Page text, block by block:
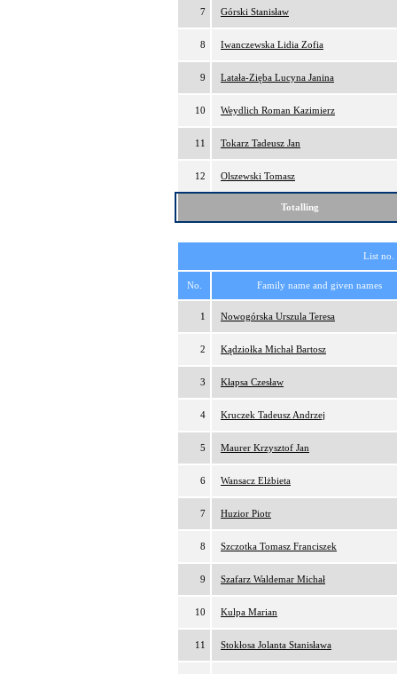
7 Górski Stanisław
8 Iwanczewska Lidia Zofia
9 Latała-Zięba Lucyna Janina
10 Weydlich Roman Kazimierz
11 Tokarz Tadeusz Jan
12 Olszewski Tomasz
Totalling
List
No. Family name and given names
1 Nowogórska Urszula Teresa
2 Kądziołka Michał Bartosz
3 Kłapsa Czesław
4 Kruczek Tadeusz Andrzej
5 Maurer Krzysztof Jan
6 Wansacz Elżbieta
7 Huzior Piotr
8 Szczotka Tomasz Franciszek
9 Szafarz Waldemar Michał
10 Kulpa Marian
11 Stokłosa Jolanta Stanisława